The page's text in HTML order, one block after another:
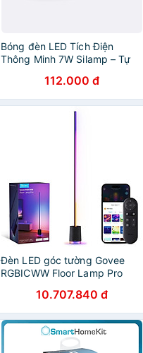
Bóng đèn LED Tích Điện
Thông Minh 7W Silamp – Tự
112.000 đ
Đèn LED góc tường Govee
RGBICWW Floor Lamp Pro
kết hợp tiếng ồn trắng
10.707.840 đ